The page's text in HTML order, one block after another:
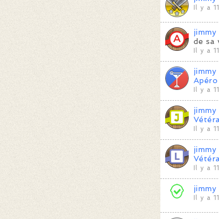
Il y a
de sa
Il y a
Il y a
Il y a
Il y a
Il y a